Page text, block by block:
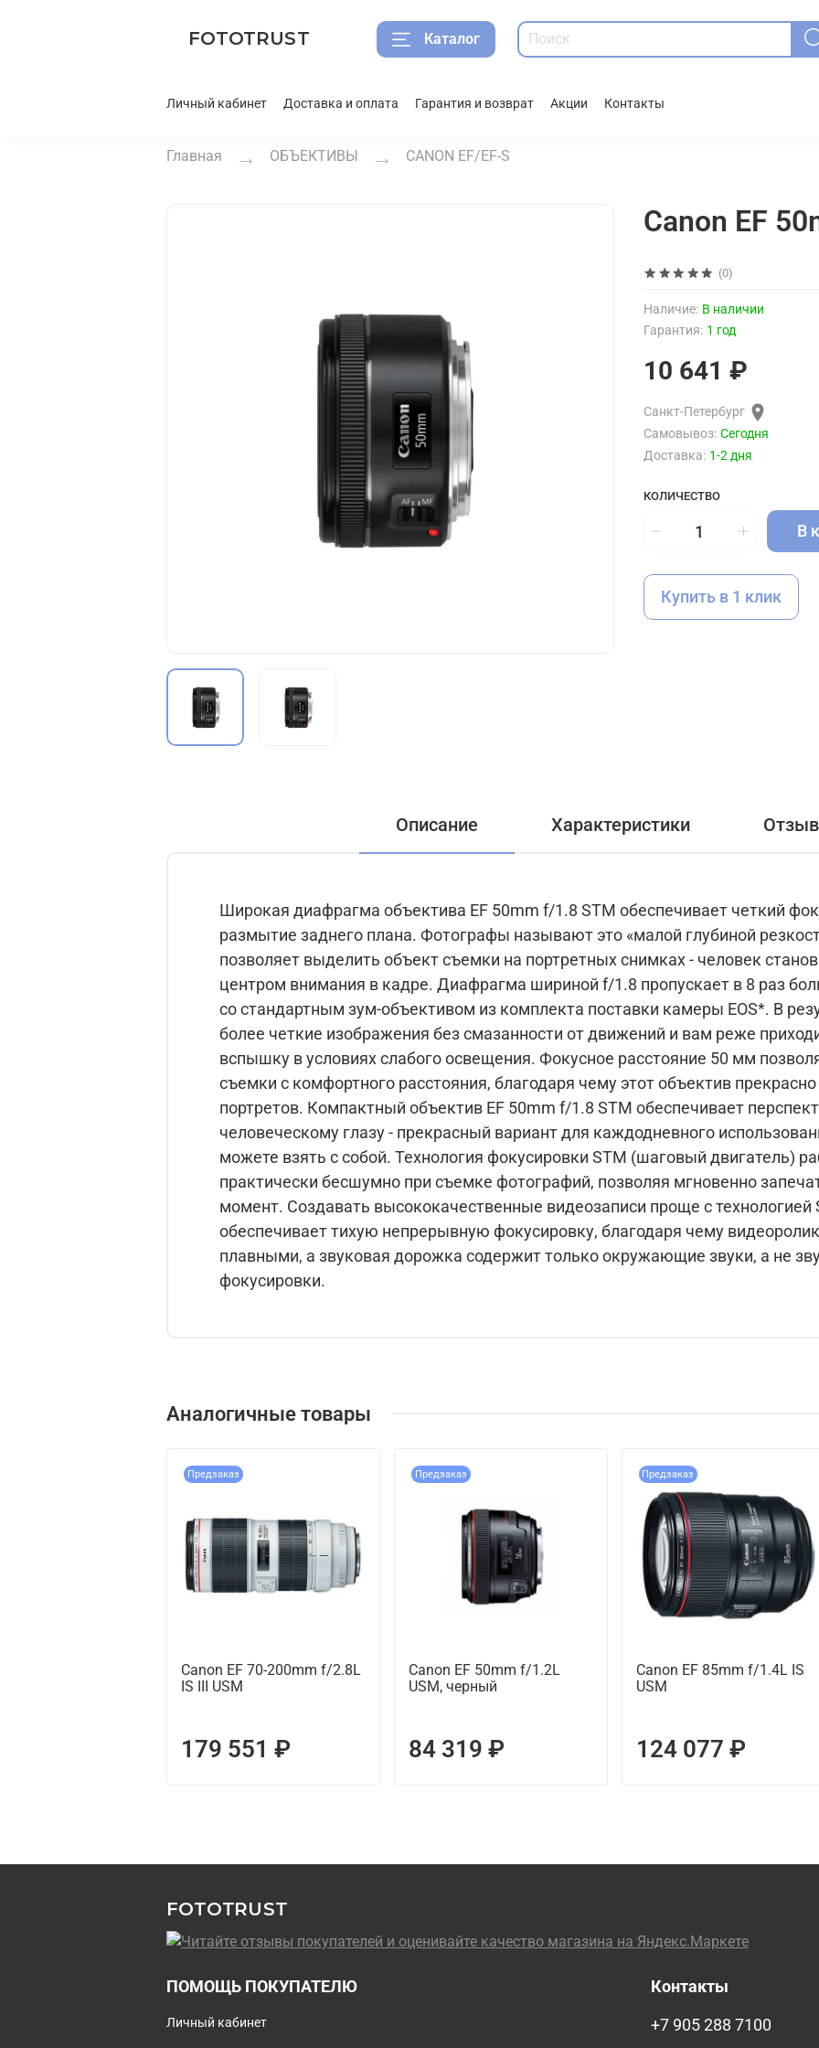
FOTOTRUST Каталог
Личный кабинет Доставка и оплата Гарантия и возврат Акции Контакты
Главная ОБЪЕКТИВЫ CANON EF/EF-S
(0)
Наличие: В наличии
Гарантия: 1 год
Canon EF
10 641 ₽
Санкт-Петербург
Самовывоз: Сегодня
Доставка: 1-2 дня
КОЛИЧЕСТВО
В
Купить в 1 клик
Описание Характеристики
Широкая диафрагма объектива EF 50mm f/1.8 STM обеспечивает четкий
размытие заднего плана. Фотографы называют это «малой глубиной
позволяет выделить объект съемки на портретных снимках - человек
центром внимания в кадре. Диафрагма шириной f/1.8 пропускает в 8 раз
со стандартным зум-объективом из комплекта поставки камеры EOS*. В
более четкие изображения без смазанности от движений и вам реже
вспышку в условиях слабого освещения. Фокусное расстояние 50 мм
съемки с комфортного расстояния, благодаря чему этот объектив
портретов. Компактный объектив EF 50mm f/1.8 STM обеспечивает
человеческому глазу - прекрасный вариант для каждодневного
можете взять с собой. Технология фокусировки STM (шаговый двигатель)
практически бесшумно при съемке фотографий, позволяя мгновенно
момент. Создавать высококачественные видеозаписи проще с технологией
обеспечивает тихую непрерывную фокусировку, благодаря чему
плавными, а звуковая дорожка содержит только окружающие звуки, а не
фокусировки.
Аналогичные товары
Предзаказ
Canon EF 70-200mm f/2.8L
IS III USM
179 551 ₽
Предзаказ
Canon EF 50mm f/1.2L
USM, черный
84 319 ₽
Предзаказ
Canon EF 85mm f/1.4L IS
USM
124 077 ₽
FOTOTRUST
ПОМОЩЬ ПОКУПАТЕЛЮ
Личный кабинет
Контакты
+7 905 288 7100